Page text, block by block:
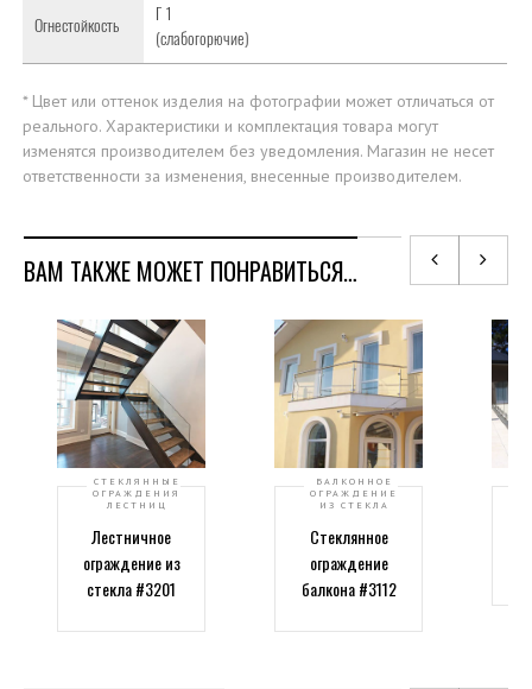
Огнестойкость
Г 1
(слабогорючие)
* Цвет или оттенок изделия на фотографии может отличаться от
реального. Характеристики и комплектация товара могут
изменятся производителем без уведомления. Магазин не несет
ответственности за изменения, внесенные производителем.
ВАМ ТАКЖЕ МОЖЕТ ПОНРАВИТЬСЯ…
СТЕКЛЯННЫЕ
ОГРАЖДЕНИЯ
ЛЕСТНИЦ
Лестничное
ограждение из
стекла #3201
БАЛКОННОЕ
ОГРАЖДЕНИЕ
ИЗ СТЕКЛА
Стеклянное
ограждение
балкона #3112